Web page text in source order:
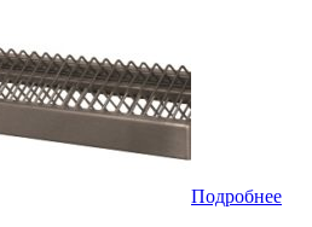
Подробнее